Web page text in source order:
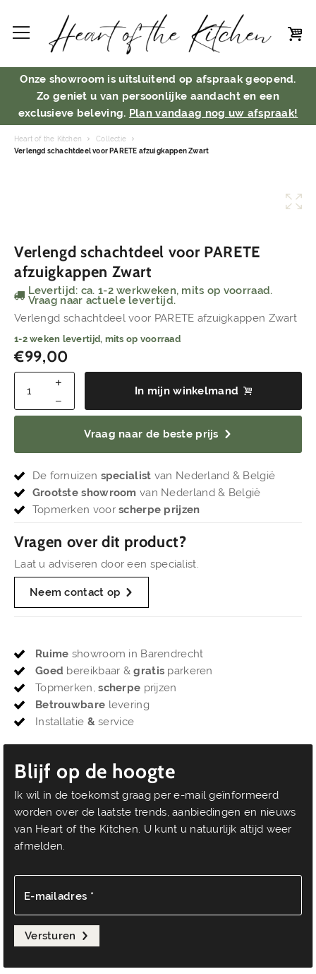
Onze showroom is uitsluitend op afspraak geopend.
Zo geniet u van persoonlijke aandacht en een
exclusieve beleving. Plan vandaag nog uw afspraak!
Heart of the Kitchen
Collectie
Verlengd schachtdeel voor PARETE afzuigkappen Zwart
Verlengd schachtdeel voor PARETE
afzuigkappen Zwart
Levertijd: ca. 1-2 werkweken, mits op voorraad.
Vraag naar actuele levertijd.
Verlengd schachtdeel voor PARETE afzuigkappen Zwart
1-2 weken levertijd, mits op voorraad
€99,00
In mijn winkelmand
Vraag naar de beste prijs
De fornuizen specialist van Nederland & België
Grootste showroom van Nederland & België
Topmerken voorscherpe prijzen
Vragen over dit product?
Laat u adviseren door een specialist.
Neem contact op
Ruime showroom in Barendrecht
Goed bereikbaar &gratis parkeren
Topmerken,scherpe prijzen
Betrouwbare levering
Installatie & service
Blijf op de hoogte
Ik wil in de toekomst graag per e-mail geïnformeerd
worden over de laatste trends, aanbiedingen en nieuws
van Heart of the Kitchen. U kunt u natuurlijk altijd weer
afmelden.
E-mailadres *
Versturen